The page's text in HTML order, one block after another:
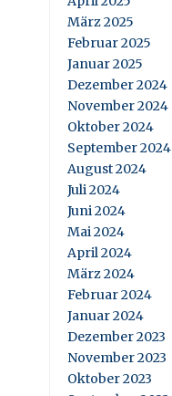
März 2025
Februar 2025
Januar 2025
Dezember 2024
November 2024
Oktober 2024
September 2024
August 2024
Juli 2024
Juni 2024
Mai 2024
April 2024
März 2024
Februar 2024
Januar 2024
Dezember 2023
November 2023
Oktober 2023